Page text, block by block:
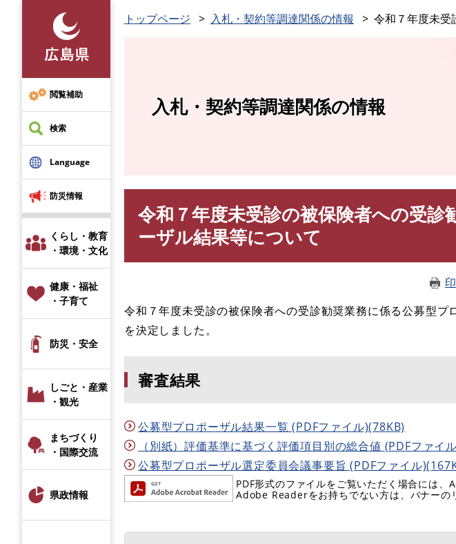
先
頭
で
す
閲覧補助
検索
Language
防災情報
くらし・教育
・環境・文化
健康・福祉
・子育て
防災・安全
しごと・産業
・観光
まちづくり
・国際交流
県政情報
トップページ 入札・契約等調達関係の情報 令和７年度未受
入札・契約等調達関係の情報
令和７年度未受診の被保険者への受診
ーザル結果等について
令和７年度未受診の被保険者への受診勧奨業務に係る公募型
を決定しました。
審査結果
公募型プロポーザル結果一覧 (PDFファイル)(78KB)
（別紙）評価基準に基づく評価項目別の総合値 (PDFファイ
公募型プロポーザル選定委員会議事要旨 (PDFファイル
PDF形式のファイルをご覧いただく場合には
Adobe Readerをお持ちでない方は、バナーの